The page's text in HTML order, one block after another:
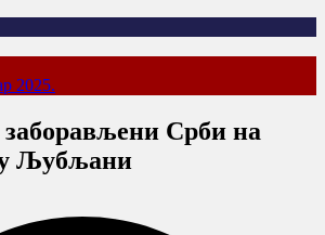
2025.
Срби на
у Љубљани